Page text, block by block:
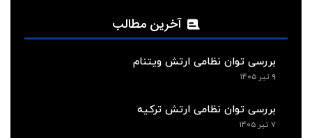
آخرین مطالب
بررسی توان نظامی ارتش ویتنام
۹ تیر ۱۴۰۵
بررسی توان نظامی ارتش ترکیه
۷ تیر ۱۴۰۵